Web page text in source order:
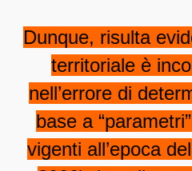
Dunque, risulta
territoriale è
nell’errore di
base a
vigenti all’epoca